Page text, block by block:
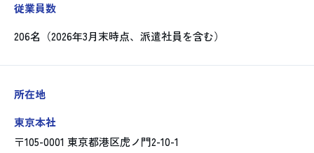
従業員数
206名（2026年3月末時点、派遣社員を含む）
所在地
東京本社
〒105-0001 東京都港区虎ノ門2-10-1